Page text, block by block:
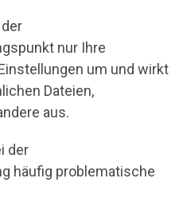
nur Ihre
um und wirkt
Dateien,
aus.
der
häufig problematische